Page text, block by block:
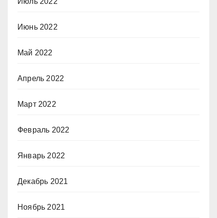
Июнь 2022
Май 2022
Апрель 2022
Март 2022
Февраль 2022
Январь 2022
Декабрь 2021
Ноябрь 2021